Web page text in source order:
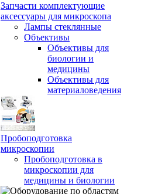
Запчасти комплектующие
аксессуары для микроскопа
Лампы стеклянные
Объективы
Объективы для
биологии и
медицины
Объективы для
материаловедения
Пробоподготовка
микроскопии
Пробоподготовка в
микроскопии для
медицины и биологии